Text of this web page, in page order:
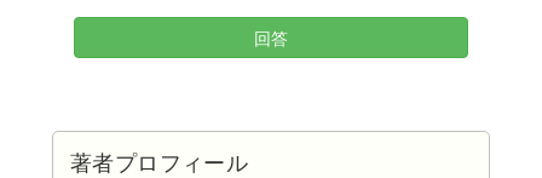
回答
著者プロフィール